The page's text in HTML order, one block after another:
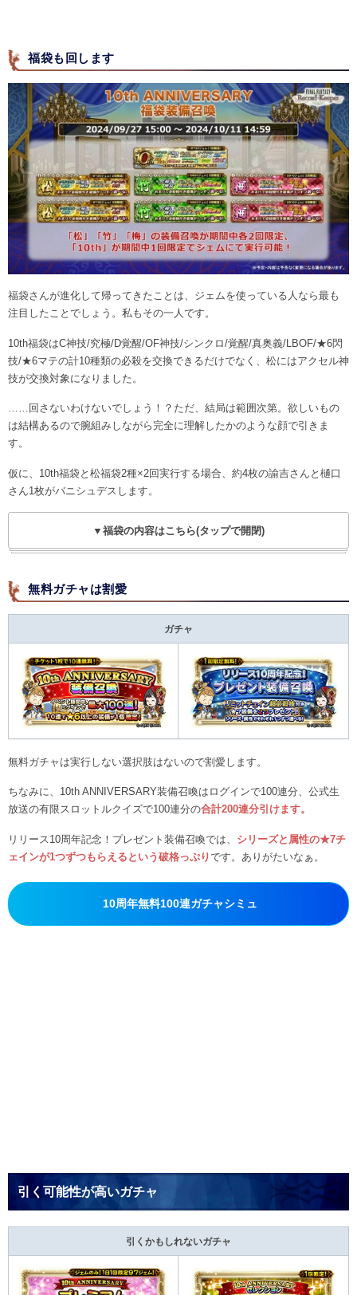
福袋も回します
福袋さんが進化して帰ってきたことは、ジェムを使っている人なら最も
注目したことでしょう。私もその一人です。
10th福袋はC神技/究極/D覚醒/OF神技/シンクロ/覚醒/真奥義/LBOF/★6閃
技/★6マテの計10種類の必殺を交換できるだけでなく、松にはアクセル神
技が交換対象になりました。
……回さないわけないでしょう！？ただ、結局は範囲次第。欲しいもの
は結構あるので腕組みしながら完全に理解したかのような顔で引きま
す。
仮に、10th福袋と松福袋2種×2回実行する場合、約4枚の諭吉さんと樋口
さん1枚がバニシュデスします。
▼福袋の内容はこちら(タップで開閉)
無料ガチャは割愛
ガチャ
無料ガチャは実行しない選択肢はないので割愛します。
ちなみに、10th ANNIVERSARY装備召喚はログインで100連分、公式生
放送の有限スロットルクイズで100連分の合計200連分引けます。
リリース10周年記念！プレゼント装備召喚では、 シリーズと属性の★7チ
ェインが1つずつもらえるという破格っぷりです。ありがたいなぁ。
10周年無料100連ガチャシミュ
引く可能性が高いガチャ
引くかもしれないガチャ